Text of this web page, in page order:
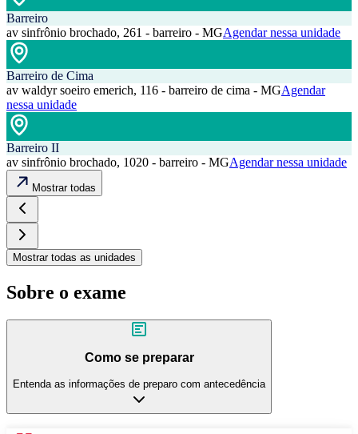
Barreiro
av sinfrônio brochado, 261 - barreiro - MGAgendar nessa unidade
Barreiro de Cima
av waldyr soeiro emerich, 116 - barreiro de cima - MGAgendar
nessa unidade
Barreiro II
av sinfrônio brochado, 1020 - barreiro - MGAgendar nessa unidade
Mostrar todas
Mostrar todas as unidades
Sobre o exame
Como se preparar
Entenda as informações de preparo com antecedência